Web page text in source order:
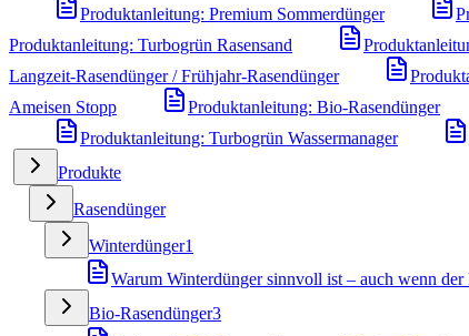
Produktanleitung: Premium Sommerdünger
Produktanleitung: Turbogrün Rasensand
Langzeit-Rasendünger / Frühjahr-Rasendünger
Ameisen Stopp
Produktanleitung: Bio-Rasendünger
Produktanleitung: Turbogrün Wassermanager
Produkte
Rasendünger
Winterdünger1
Warum Winterdünger sinnvoll ist – auch wenn der
Bio-Rasendünger3